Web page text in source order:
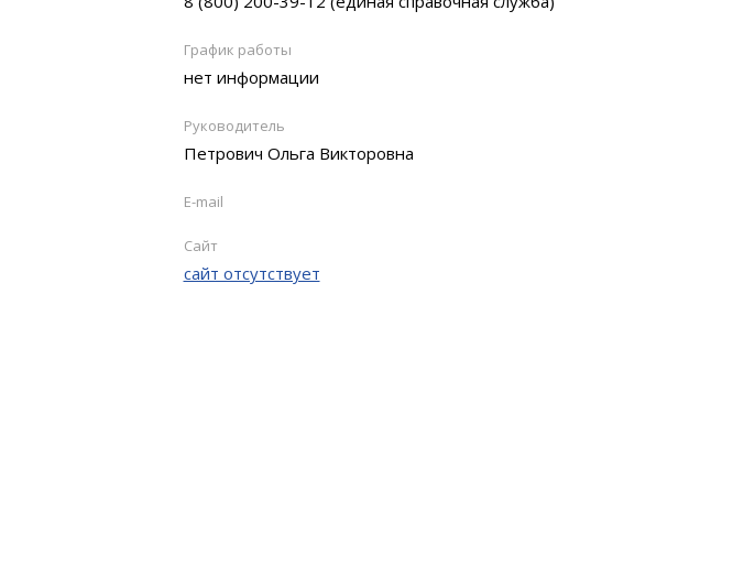
График работы
нет информации
Руководитель
Петрович Ольга Викторовна
E-mail
Сайт
сайт отсутствует